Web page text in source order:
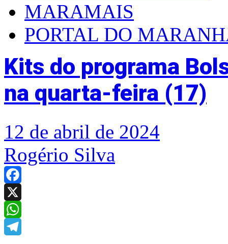
MARAMAIS
PORTAL DO
Kits do programa
na quarta-feira (17)
12 de abril de 2024
Rogério Silva
Facebook
X
WhatsApp